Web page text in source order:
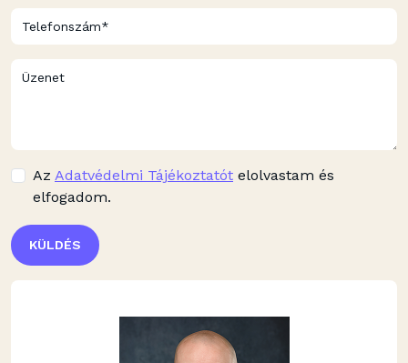
Az Adatvédelmi Tájékoztatót elolvastam és
elfogadom.
KÜLDÉS